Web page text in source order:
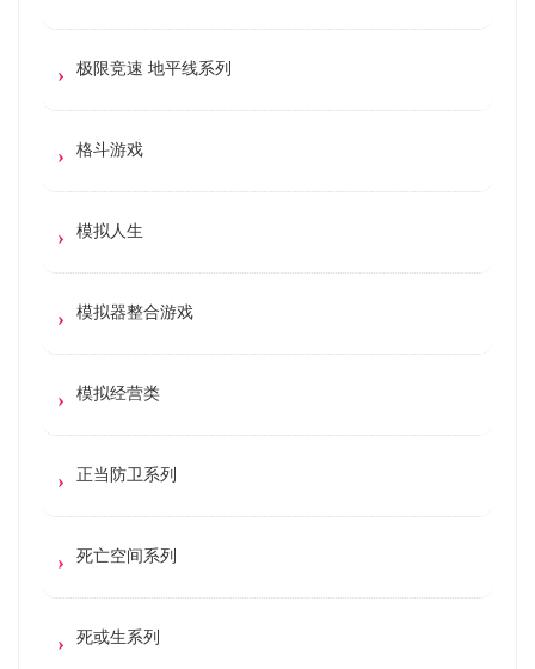
极限竞速 地平线系列
格斗游戏
模拟人生
模拟器整合游戏
模拟经营类
正当防卫系列
死亡空间系列
死或生系列